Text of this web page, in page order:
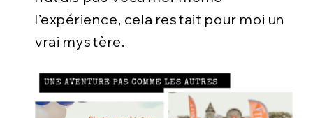
l’expérience, cela restait pour moi un
vrai mystère.